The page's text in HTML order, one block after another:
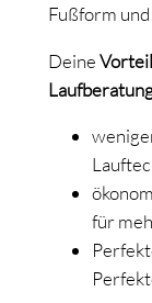
Fußform
Deine
für